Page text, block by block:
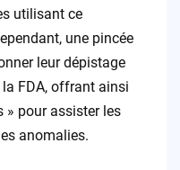
utilisant ce
une pincée
leur dépistage
la FDA, offrant ainsi
» pour assister les
anomalies.